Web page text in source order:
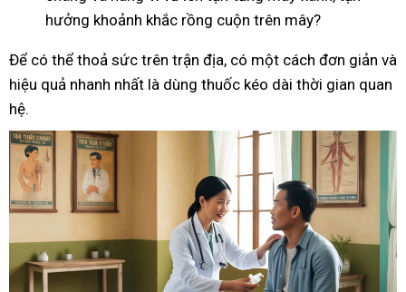
hưởng khoảnh khắc rồng cuộn trên mây?
Để có thể thoả sức trên trận địa, có một cách đơn giản và
hiệu quả nhanh nhất là dùng thuốc kéo dài thời gian quan
hệ.